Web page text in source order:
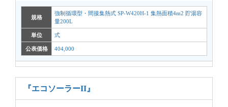
規格
強制循環型・間接集熱式 SP-W420H-1 集熱面積4m2 貯湯容
量200L
単位 式
公表価格 404,000
『エコソーラーII』